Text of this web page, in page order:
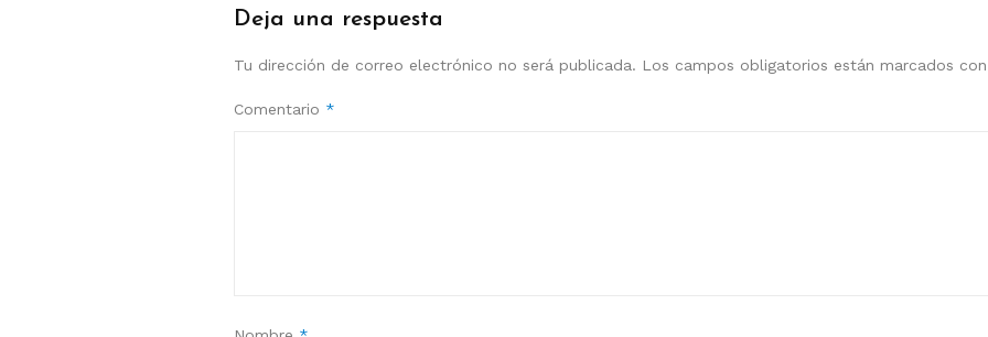
Deja una respuesta
Tu dirección de correo electrónico no será publicada. Los campos obligatorios están marcados
Comentario *